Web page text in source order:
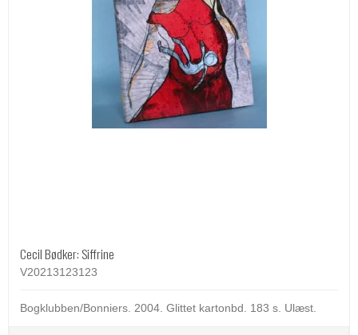
Cecil Bødker: Siffrine
V20213123123
Bogklubben/Bonniers. 2004. Glittet kartonbd. 183 s. Ulæst.